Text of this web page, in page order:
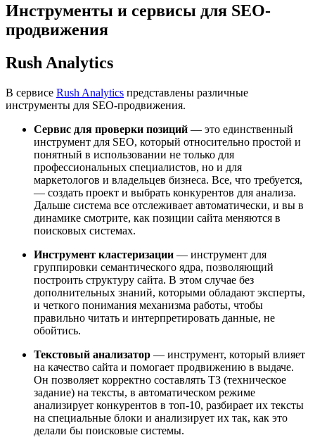
Инструменты и сервисы для SEO-
продвижения
Rush Analytics
В сервисе Rush Analytics представлены различные
инструменты для SEO-продвижения.
Сервис для проверки позиций — это единственный
инструмент для SEO, который относительно простой и
понятный в использовании не только для
профессиональных специалистов, но и для
маркетологов и владельцев бизнеса. Все, что требуется,
— создать проект и выбрать конкурентов для анализа.
Дальше система все отслеживает автоматически, и вы в
динамике смотрите, как позиции сайта меняются в
поисковых системах.
Инструмент кластеризации — инструмент для
группировки семантического ядра, позволяющий
построить структуру сайта. В этом случае без
дополнительных знаний, которыми обладают эксперты,
и четкого понимания механизма работы, чтобы
правильно читать и интерпретировать данные, не
обойтись.
Текстовый анализатор — инструмент, который влияет
на качество сайта и помогает продвижению в выдаче.
Он позволяет корректно составлять ТЗ (техническое
задание) на тексты, в автоматическом режиме
анализирует конкурентов в топ-10, разбирает их тексты
на специальные блоки и анализирует их так, как это
делали бы поисковые системы.